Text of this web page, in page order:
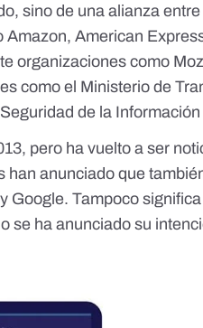
sino de una alianza
Amazon, American
organizaciones como
como el Ministerio de
de la
pero ha vuelto a ser
han anunciado que
y Google. Tampoco
se ha anunciado su